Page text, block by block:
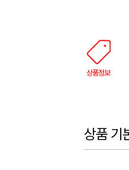
상품정보
상품 기